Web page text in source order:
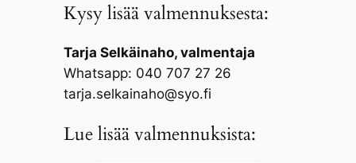
Kysy lisää valmennuksesta:
Tarja Selkäinaho, valmentaja
Whatsapp: 040 707 27 26
tarja.selkainaho@syo.fi
Lue lisää valmennuksista: